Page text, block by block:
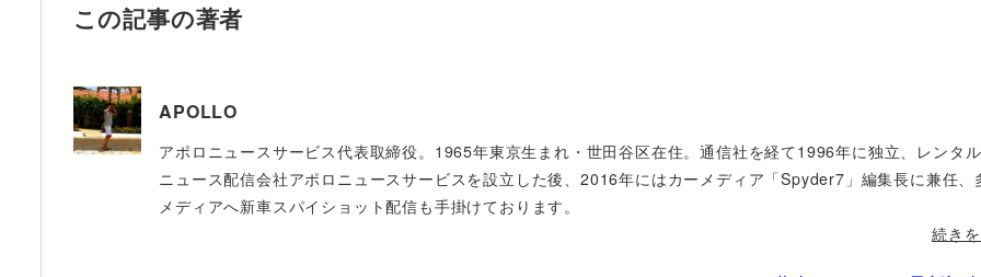
この記事の著者
APOLLO
アポロニュースサービス代表取締役。1965年東京生まれ・世田谷区在住。通信社を経て1996年に独立、レンタ
ニュース配信会社アポロニュースサービスを設立した後、2016年にはカーメディア「Spyder7」編集長に兼任、
メディアへ新車スパイショット配信も手掛けております。
続き